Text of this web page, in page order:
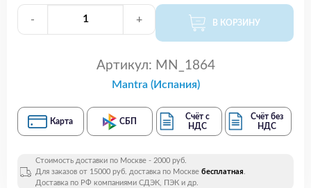
- + В КОРЗИНУ
Артикул: MN_1864
Mantra (Испания)
Карта СБП
Счёт с
НДС
Счёт без
НДС
Стоимость доставки по Москве - 2000 руб.
Для заказов от 15000 руб. доставка по Москве бесплатная.
Доставка по РФ компаниями СДЭК, ПЭК и др.